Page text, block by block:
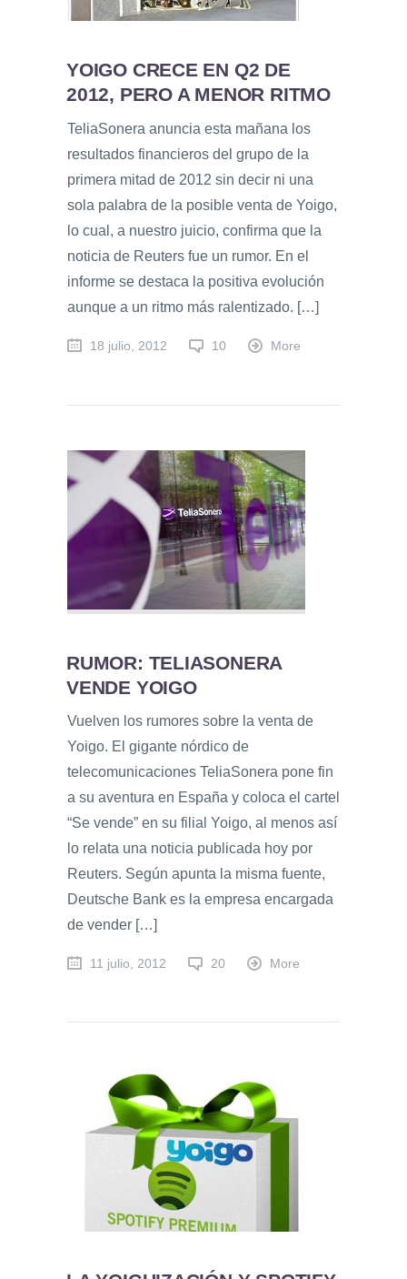
YOIGO CRECE EN Q2 DE
2012, PERO A MENOR RITMO
TeliaSonera anuncia esta mañana los
resultados financieros del grupo de la
primera mitad de 2012 sin decir ni una
sola palabra de la posible venta de Yoigo,
lo cual, a nuestro juicio, confirma que la
noticia de Reuters fue un rumor. En el
informe se destaca la positiva evolución
aunque a un ritmo más ralentizado. […]
18 julio, 2012 10 More
RUMOR: TELIASONERA
VENDE YOIGO
Vuelven los rumores sobre la venta de
Yoigo. El gigante nórdico de
telecomunicaciones TeliaSonera pone fin
a su aventura en España y coloca el cartel
“Se vende” en su filial Yoigo, al menos así
lo relata una noticia publicada hoy por
Reuters. Según apunta la misma fuente,
Deutsche Bank es la empresa encargada
de vender […]
11 julio, 2012 20 More